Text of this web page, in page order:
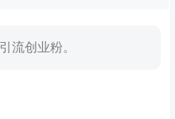
流创业粉。